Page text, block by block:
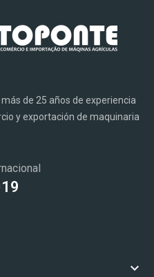
de 25 años de experiencia
y exportación de maquinaria
